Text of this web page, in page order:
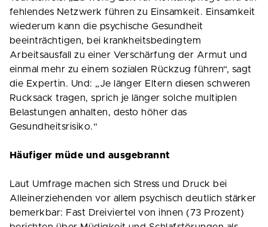
fehlendes Netzwerk führen zu Einsamkeit. Einsamkeit
wiederum kann die psychische Gesundheit
beeinträchtigen, bei krankheitsbedingtem
Arbeitsausfall zu einer Verschärfung der Armut und
einmal mehr zu einem sozialen Rückzug führen“, sagt
die Expertin. Und: „Je länger Eltern diesen schweren
Rucksack tragen, sprich je länger solche multiplen
Belastungen anhalten, desto höher das
Gesundheitsrisiko.“
Häufiger müde und ausgebrannt
Laut Umfrage machen sich Stress und Druck bei
Alleinerziehenden vor allem psychisch deutlich stärker
bemerkbar: Fast Dreiviertel von ihnen (73 Prozent)